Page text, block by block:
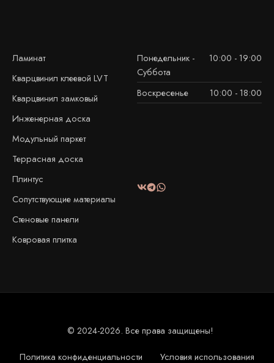
Ламинат
Кварцвинил клеевой LVT
Кварцвинил замковый
Инженерная доска
Модульный паркет
Террасная доска
Плинтус
Сопутствующие материалы
Стеновые панели
Ковровая плитка
Понедельник -
Суббота
10:00 - 19:00
Воскресенье 10:00 - 18:00
© 2024-2026. Все права защищены!
Политика конфиденциальности Условия использования